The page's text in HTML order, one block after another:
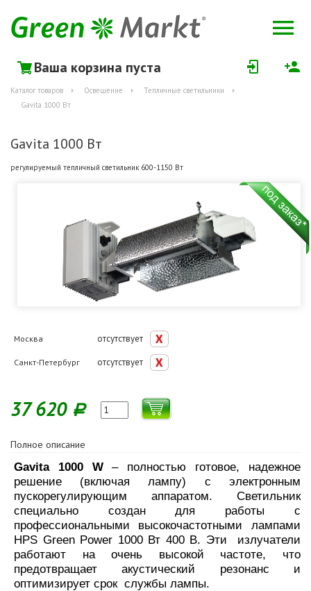
Ваша корзина пуста
Каталог товаров Освещение
Тепличные светильники
Gavita 1000 Вт
Gavita 1000 Вт
регулируемый тепличный светильник 600-1150 Вт
Москва отсутствует
Санкт-Петербург отсутствует
37 620 Р
Полное описание
Gavita 1000 W– полностью готовое, надежное
решение (включая лампу) с электронным
пускорегулирующим аппаратом. Светильник
специально создан для работы с
профессиональными высокочастотными лампами
HPS Green Power 1000 Вт 400 В. Эти излучатели
работают на очень высокой частоте, что
предотвращает акустический резонанс и
оптимизирует срок службы лампы.